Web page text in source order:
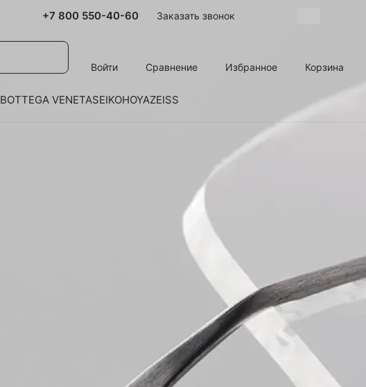
+7 800 550-40-60 Заказать звонок
Войти Сравнение Избранное Корзина
BOTTEGA VENETASEIKOHOYAZEISS